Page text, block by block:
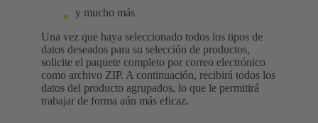
y mucho más
Una vez que haya seleccionado todos los tipos de
datos deseados para su selección de productos,
solicite el paquete completo por correo electrónico
como archivo ZIP. A continuación, recibirá todos los
datos del producto agrupados, lo que le permitirá
trabajar de forma aún más eficaz.